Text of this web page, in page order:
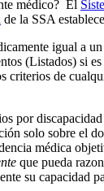
médico? El
de la SSA
igual a
(Listados) si
criterios de
por
solo sobre el
médica
que pueda
su capacidad